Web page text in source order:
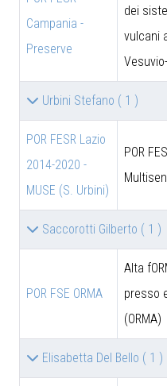
Campania -
Preserve
dei
vulcani
Urbini Stefano ( 1 )
POR FESR Lazio
2014-2020 -
MUSE (S. Urbini)
POR
Saccorotti Gilberto ( 1 )
POR FSE ORMA
Alta
presso
(ORMA)
Elisabetta Del Bello ( 1 )